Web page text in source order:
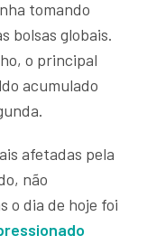
tomando
bolsas globais.
o principal
acumulado
afetadas pela
não
o dia de hoje foi